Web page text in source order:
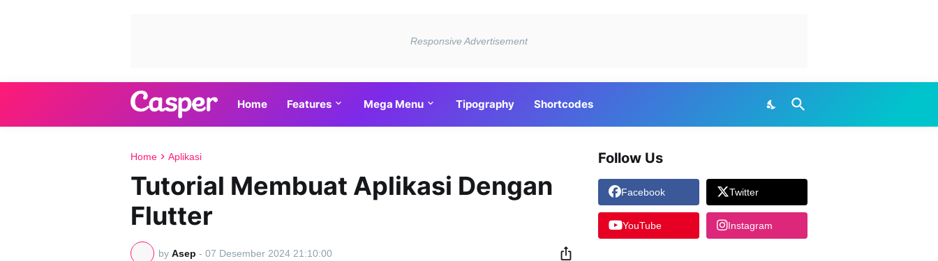
Home Features Mega Menu Tipography Shortcodes
Home Aplikasi
Tutorial Membuat Aplikasi Dengan
Flutter
by Asep - 07 Desember 2024 21:10:00
Follow Us
Facebook Twitter
YouTube Instagram